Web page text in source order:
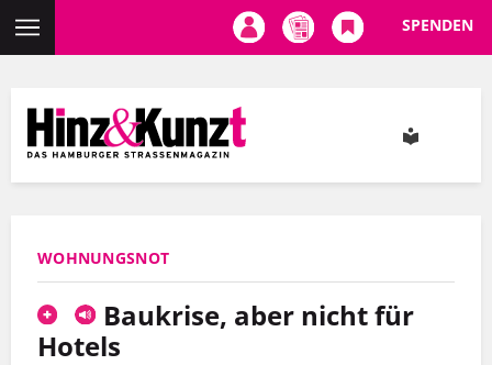
Inhalt
SPENDEN
WOHNUNGSNOT
Baukrise, aber nicht für
Hotels